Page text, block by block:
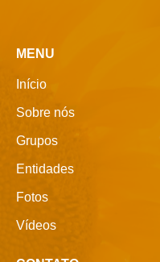
MENU
Início
Sobre nós
Grupos
Entidades
Fotos
Vídeos